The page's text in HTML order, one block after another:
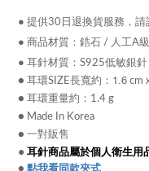
● 提供30日退換貨服務，請
● 商品材質： 鋯石 / 人工A
● 耳針材質： S925低敏銀針
● 耳環SIZE長寬約： 1.6 cm
● 耳環重量約：1.4 g
● Made In Korea
● 一對販售
● 耳針商品屬於個人衛生用